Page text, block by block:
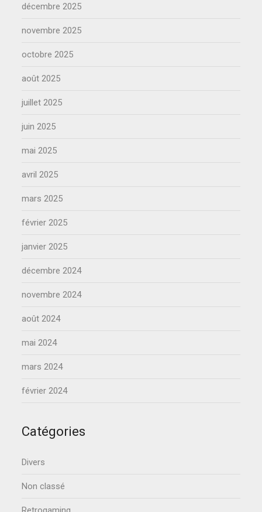
décembre 2025
novembre 2025
octobre 2025
août 2025
juillet 2025
juin 2025
mai 2025
avril 2025
mars 2025
février 2025
janvier 2025
décembre 2024
novembre 2024
août 2024
mai 2024
mars 2024
février 2024
Catégories
Divers
Non classé